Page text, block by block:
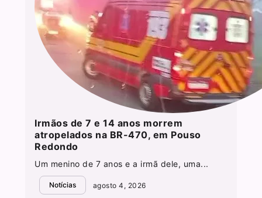
Irmãos de 7 e 14 anos morrem
atropelados na BR-470, em Pouso
Redondo
Um menino de 7 anos e a irmã dele, uma...
Notícias agosto 4, 2026